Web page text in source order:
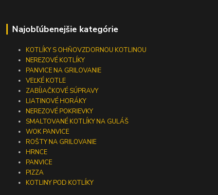
Najobľúbenejšie kategórie
KOTLÍKY S OHŇOVZDORNOU KOTLINOU
NEREZOVÉ KOTLÍKY
PANVICE NA GRILOVANIE
VEĽKÉ KOTLE
ZABÍJAČKOVÉ SÚPRAVY
LIATINOVÉ HORÁKY
NEREZOVÉ POKRIEVKY
SMALTOVANÉ KOTLÍKY NA GULÁŠ
WOK PANVICE
ROŠTY NA GRILOVANIE
HRNCE
PANVICE
PIZZA
KOTLINY POD KOTLÍKY